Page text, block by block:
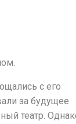
с его
за будущее
театр.